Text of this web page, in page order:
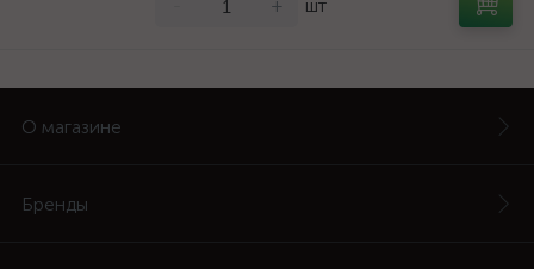
+ шт
О магазине
Бренды